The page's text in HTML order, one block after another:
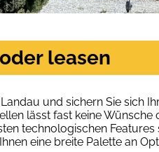
leasen
und sichern Sie sich
lässt fast keine Wünsche
technologischen
eine breite Palette an